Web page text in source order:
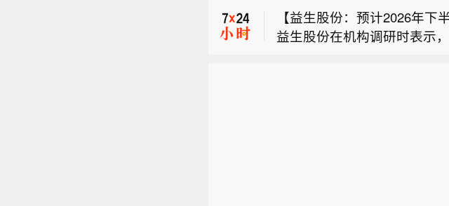
【益生股份：预计2026年下
益生股份在机构调研时表示